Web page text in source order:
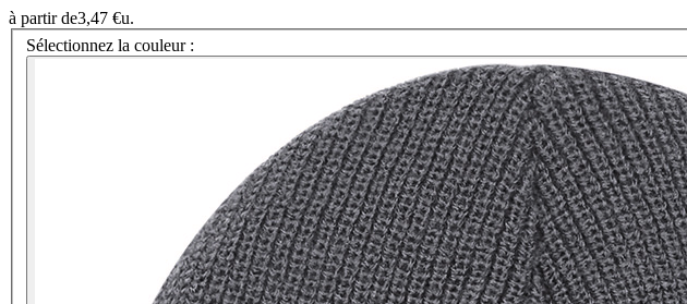
à partir de3,47 €u.
Sélectionnez la couleur :